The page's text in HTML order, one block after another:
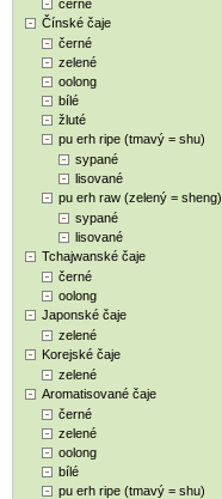
černé
Čínské čaje
černé
zelené
oolong
bílé
žluté
pu erh ripe (tmavý = shu)
sypané
lisované
pu erh raw (zelený = sheng)
sypané
lisované
Tchajwanské čaje
černé
oolong
Japonské čaje
zelené
Korejské čaje
zelené
Aromatisované čaje
černé
zelené
oolong
bílé
pu erh ripe (tmavý = shu)